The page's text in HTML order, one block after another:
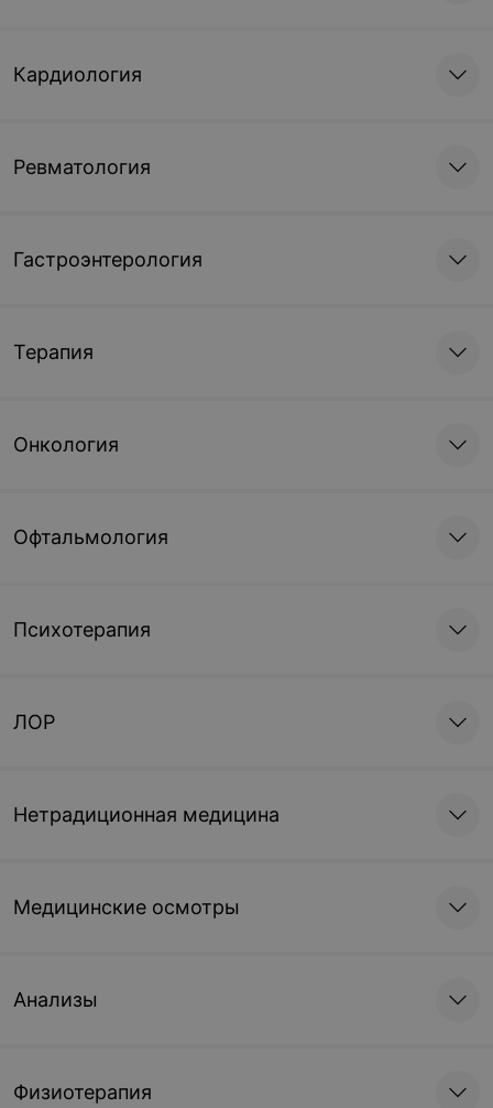
Кардиология
Ревматология
Гастроэнтерология
Терапия
Онкология
Офтальмология
Психотерапия
ЛОР
Нетрадиционная медицина
Медицинские осмотры
Анализы
Физиотерапия